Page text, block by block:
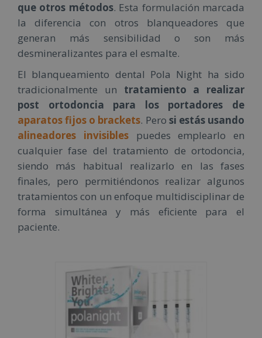
que otros métodos. Esta formulación marcada
la diferencia con otros blanqueadores que
generan más sensibilidad o son más
desmineralizantes para el esmalte.
El blanqueamiento dental Pola Night ha sido
tradicionalmente un tratamiento a realizar
post ortodoncia para los portadores de
aparatos fijos o brackets. Pero si estás usando
alineadores invisiblespuedes emplearlo en
cualquier fase del tratamiento de ortodoncia,
siendo más habitual realizarlo en las fases
finales, pero permitiéndonos realizar algunos
tratamientos con un enfoque multidisciplinar de
forma simultánea y más eficiente para el
paciente.